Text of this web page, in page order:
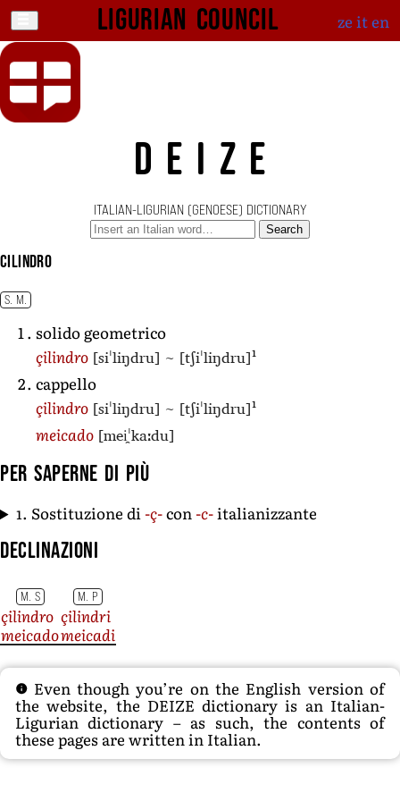
Ligurian Council ze iten
DEIZE
ITALIAN-LIGURIAN (GENOESE) DICTIONARY
Search
cilindro
S. M.
solido geometrico
çilindro [siˈliŋdru] ~ [tʃiˈliŋdru]1
cappello
çilindro [siˈliŋdru] ~ [tʃiˈliŋdru]1
meicado [mei̯ˈkaːdu]
Per saperne di più
1. Sostituzione di -ç-con -c-italianizzante
Declinazioni
M. S M. P
çilindro çilindri
meicadomeicadi
Even though you’re on the English version of
the website, the DEIZE dictionary is an Italian-
Ligurian dictionary – as such, the contents of
these pages are written in Italian.